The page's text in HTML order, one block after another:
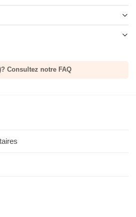
Consultez notre FAQ